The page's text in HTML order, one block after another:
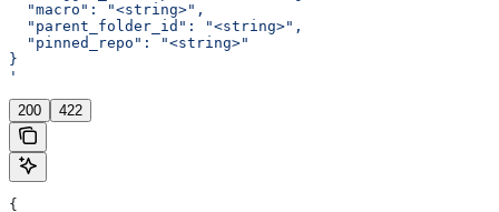
  "macro": "<string>",
  "parent_folder_id": "<string>",
  "pinned_repo": "<string>"
}
'
200 422
{